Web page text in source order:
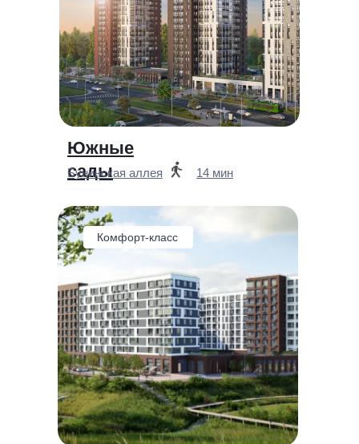
Комфорт-класс
Южные
сады
Бунинская аллея 14 мин